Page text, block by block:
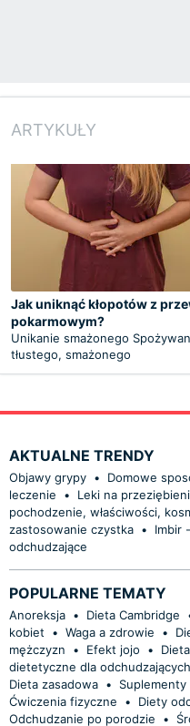
ARTYKUŁY
Jak uniknąć kłopotów z
pokarmowym?
Unikanie smażonego
tłustego, smażonego
AKTUALNE TRENDY
Objawy grypy • Domowe
leczenie
• Leki na
pochodzenie, właściwości,
zastosowanie czystka •
Imbir
odchudzające
POPULARNE TEMATY
Anoreksja • Dieta Cambridge
kobiet
• Waga a zdrowie •
mężczyzn
• Efekt jojo •
dietetyczne dla
Dieta zasadowa •
Ćwiczenia fizyczne
• Diety
Odchudzanie po porodzie
•